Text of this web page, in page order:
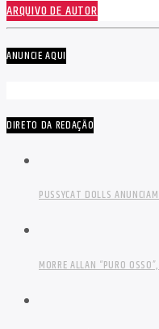
ARQUIVO DE AUTOR
ANUNCIE AQUI
DIRETO DA REDAÇÃO
PUSSYCAT DOLLS
MORRE ALLAN “PURO